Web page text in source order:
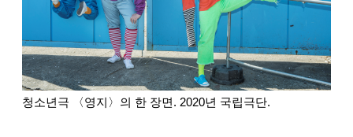
청소년극 〈영지〉의 한 장면. 2020년 국립극단.